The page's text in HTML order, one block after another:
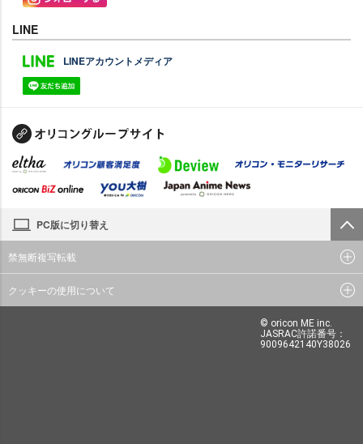
LINE
LINEアカウントメディア
PC版に切り替え
禁無断複写転載
クッキーの使用について
© oricon ME inc.
JASRAC許諾番号：
9009642140Y38026